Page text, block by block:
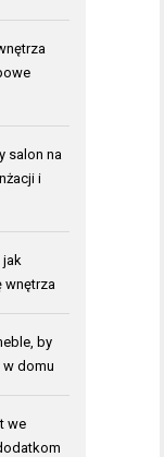
salon na
i
jak
wnętrza
by
w domu
we